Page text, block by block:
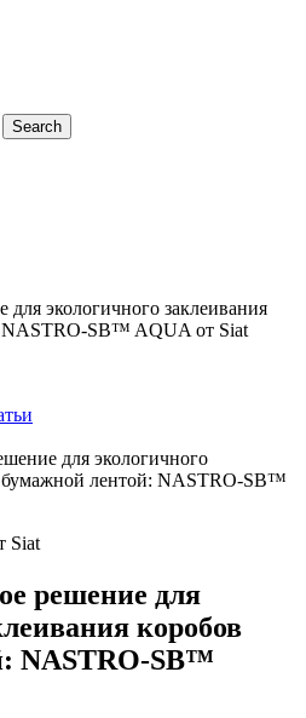
Search
экологичного заклеивания
NASTRO-SB™ AQUA от Siat
для экологичного
бумажной лентой: NASTRO-SB™
решение для
коробов
NASTRO-SB™